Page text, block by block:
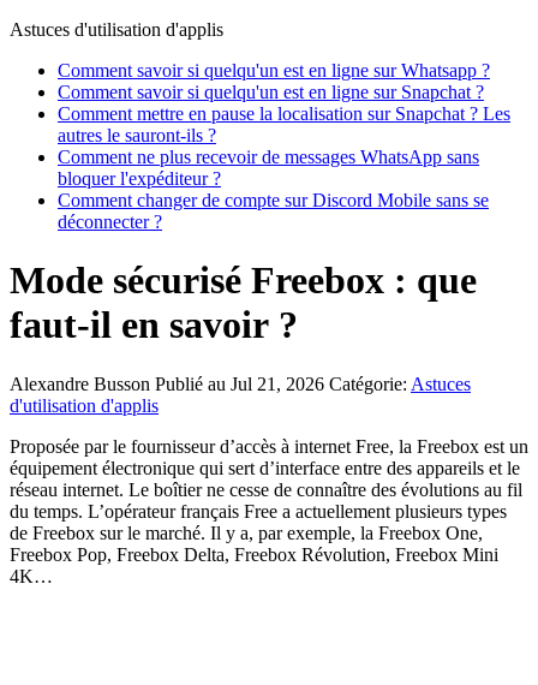
Astuces d'utilisation d'applis
Comment savoir si quelqu'un est en ligne sur Whatsapp ?
Comment savoir si quelqu'un est en ligne sur Snapchat ?
Comment mettre en pause la localisation sur Snapchat ? Les
autres le sauront-ils ?
Comment ne plus recevoir de messages WhatsApp sans
bloquer l'expéditeur ?
Comment changer de compte sur Discord Mobile sans se
déconnecter ?
Mode sécurisé Freebox : que
faut-il en savoir ?
Alexandre Busson Publié au Jul 21, 2026 Catégorie: Astuces
d'utilisation d'applis
Proposée par le fournisseur d’accès à internet Free, la Freebox est un
équipement électronique qui sert d’interface entre des appareils et le
réseau internet. Le boîtier ne cesse de connaître des évolutions au fil
du temps. L’opérateur français Free a actuellement plusieurs types
de Freebox sur le marché. Il y a, par exemple, la Freebox One,
Freebox Pop, Freebox Delta, Freebox Révolution, Freebox Mini
4K…